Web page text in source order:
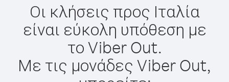
Οι κλήσεις προς Ιταλία
είναι εύκολη υπόθεση με
το Viber Out.
Με τις μονάδες Viber Out,